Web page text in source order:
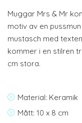
Muggar Mrs & Mr
motiv av en
mustasch med
kommer i en stilren
cm stora.
Material: Keramik
Mått: 10 x 8 cm